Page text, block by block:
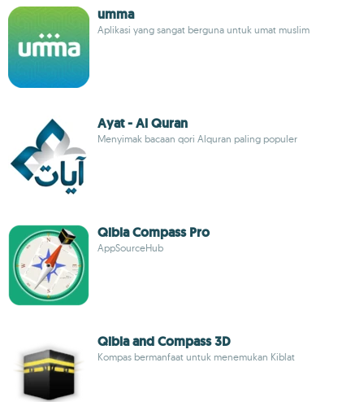
umma
Aplikasi yang sangat berguna untuk umat muslim
Ayat - Al Quran
Menyimak bacaan qori Alquran paling populer
Qibla Compass Pro
AppSourceHub
Qibla and Compass 3D
Kompas bermanfaat untuk menemukan Kiblat